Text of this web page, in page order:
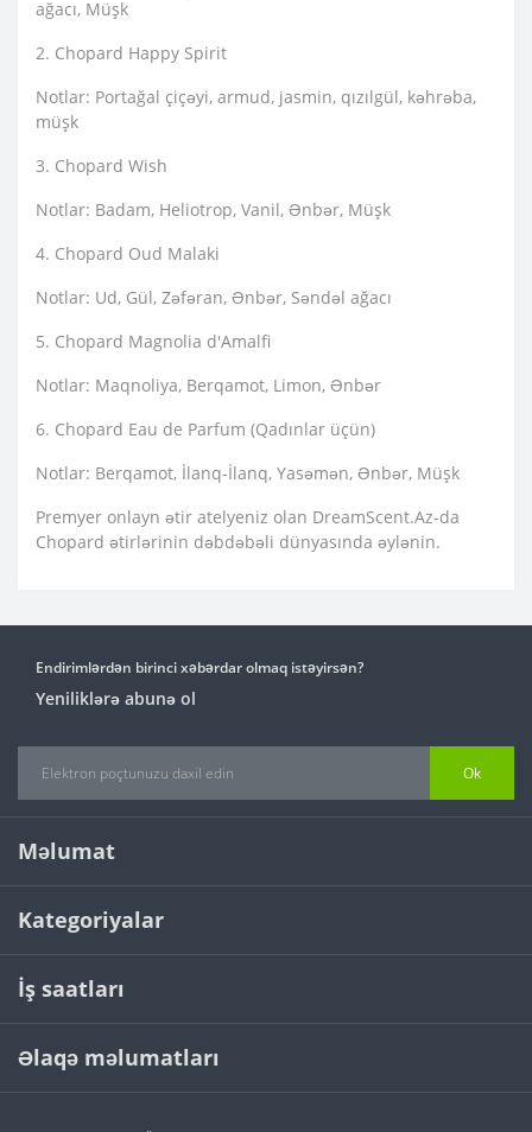
ağacı, Müşk
2. Chopard Happy Spirit
Notlar: Portağal çiçəyi, armud, jasmin, qızılgül, kəhrəba,
müşk
3. Chopard Wish
Notlar: Badam, Heliotrop, Vanil, Ənbər, Müşk
4. Chopard Oud Malaki
Notlar: Ud, Gül, Zəfəran, Ənbər, Səndəl ağacı
5. Chopard Magnolia d'Amalfi
Notlar: Maqnoliya, Berqamot, Limon, Ənbər
6. Chopard Eau de Parfum (Qadınlar üçün)
Notlar: Berqamot, İlanq-İlanq, Yasəmən, Ənbər, Müşk
Premyer onlayn ətir atelyeniz olan DreamScent.Az-da
Chopard ətirlərinin dəbdəbəli dünyasında əylənin.
Endirimlərdən birinci xəbərdar olmaq istəyirsən?
Yeniliklərə abunə ol
Ok
Məlumat
Kategoriyalar
İş saatları
Əlaqə məlumatları